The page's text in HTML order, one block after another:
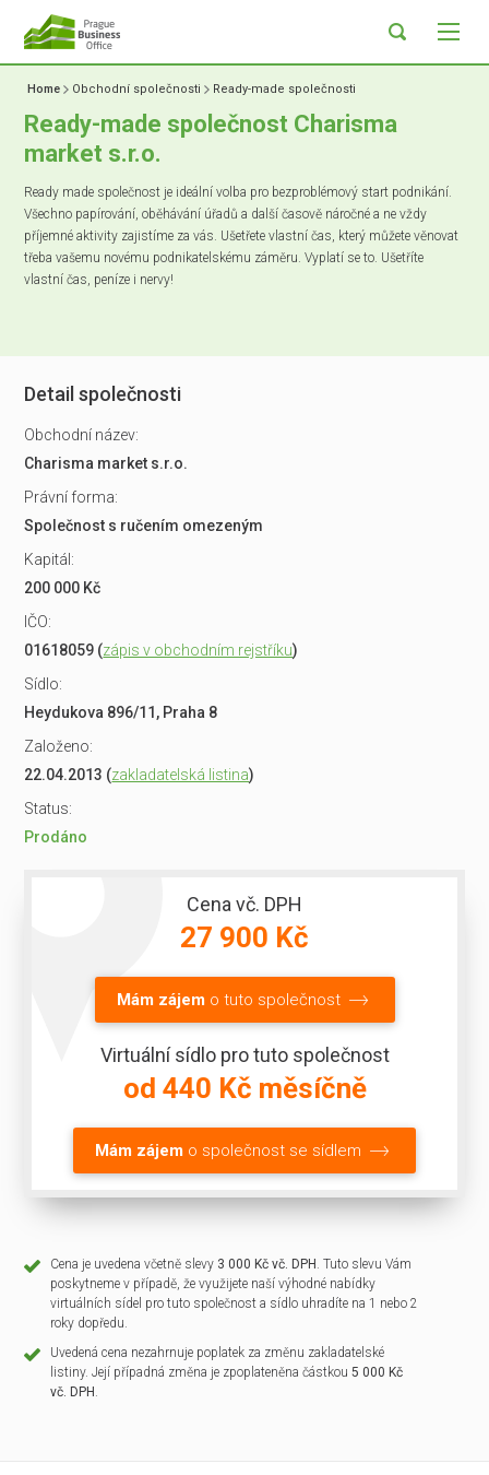
Home Obchodní společnosti Ready-made společnosti
Ready-made společnost Charisma
market s.r.o.
Ready made společnost je ideální volba pro bezproblémový start podnikání.
Všechno papírování, oběhávání úřadů a další časově náročné a ne vždy
příjemné aktivity zajistíme za vás. Ušetřete vlastní čas, který můžete věnovat
třeba vašemu novému podnikatelskému záměru. Vyplatí se to. Ušetříte
vlastní čas, peníze i nervy!
Detail společnosti
Obchodní název:
Charisma market s.r.o.
Právní forma:
Společnost s ručením omezeným
Kapitál:
200 000 Kč
IČO:
01618059 (zápis v obchodním rejstříku)
Sídlo:
Heydukova 896/11, Praha 8
Založeno:
22.04.2013 (zakladatelská listina)
Status:
Prodáno
Cena vč. DPH
27 900 Kč
Mám zájemo tuto společnost
Virtuální sídlo pro tuto společnost
od 440 Kč měsíčně
Mám zájem o společnost se sídlem
Cena je uvedena včetně slevy 3 000 Kč vč. DPH . Tuto slevu Vám
poskytneme v případě, že využijete naší výhodné nabídky
virtuálních sídel pro tuto společnost a sídlo uhradíte na 1 nebo 2
roky dopředu.
Uvedená cena nezahrnuje poplatek za změnu zakladatelské
listiny. Její případná změna je zpoplateněna částkou5 000 Kč
vč. DPH .